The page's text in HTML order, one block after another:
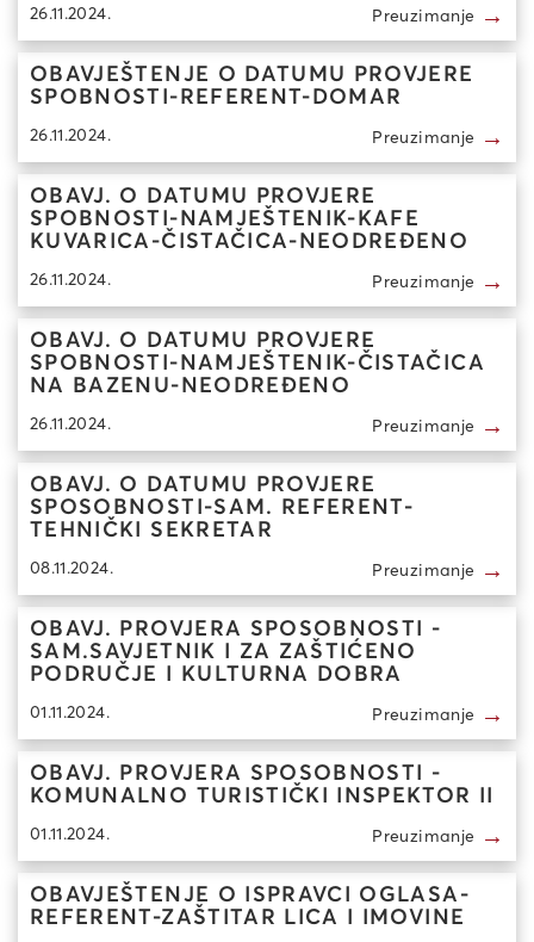
26.11.2024. Preuzimanje →
OBAVJEŠTENJE O DATUMU PROVJERE
SPOBNOSTI-REFERENT-DOMAR
26.11.2024. Preuzimanje →
OBAVJ. O DATUMU PROVJERE
SPOBNOSTI-NAMJEŠTENIK-KAFE
KUVARICA-ČISTAČICA-NEODREĐENO
26.11.2024. Preuzimanje →
OBAVJ. O DATUMU PROVJERE
SPOBNOSTI-NAMJEŠTENIK-ČISTAČICA
NA BAZENU-NEODREĐENO
26.11.2024. Preuzimanje →
OBAVJ. O DATUMU PROVJERE
SPOSOBNOSTI-SAM. REFERENT-
TEHNIČKI SEKRETAR
08.11.2024. Preuzimanje →
OBAVJ. PROVJERA SPOSOBNOSTI -
SAM.SAVJETNIK I ZA ZAŠTIĆENO
PODRUČJE I KULTURNA DOBRA
01.11.2024. Preuzimanje →
OBAVJ. PROVJERA SPOSOBNOSTI -
KOMUNALNO TURISTIČKI INSPEKTOR II
01.11.2024. Preuzimanje →
OBAVJEŠTENJE O ISPRAVCI OGLASA-
REFERENT-ZAŠTITAR LICA I IMOVINE